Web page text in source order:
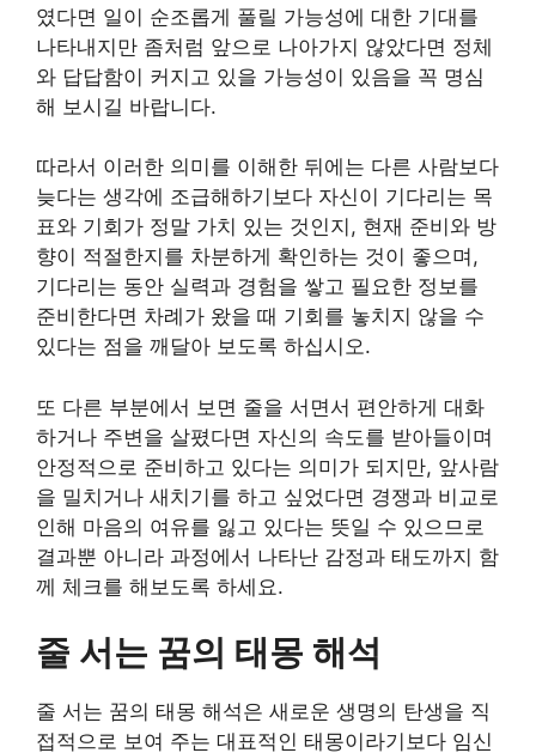
였다면 일이 순조롭게 풀릴 가능성에 대한 기대를
나타내지만 좀처럼 앞으로 나아가지 않았다면 정체
와 답답함이 커지고 있을 가능성이 있음을 꼭 명심
해 보시길 바랍니다.
따라서 이러한 의미를 이해한 뒤에는 다른 사람보다
늦다는 생각에 조급해하기보다 자신이 기다리는 목
표와 기회가 정말 가치 있는 것인지, 현재 준비와 방
향이 적절한지를 차분하게 확인하는 것이 좋으며,
기다리는 동안 실력과 경험을 쌓고 필요한 정보를
준비한다면 차례가 왔을 때 기회를 놓치지 않을 수
있다는 점을 깨달아 보도록 하십시오.
또 다른 부분에서 보면 줄을 서면서 편안하게 대화
하거나 주변을 살폈다면 자신의 속도를 받아들이며
안정적으로 준비하고 있다는 의미가 되지만, 앞사람
을 밀치거나 새치기를 하고 싶었다면 경쟁과 비교로
인해 마음의 여유를 잃고 있다는 뜻일 수 있으므로
결과뿐 아니라 과정에서 나타난 감정과 태도까지 함
께 체크를 해보도록 하세요.
줄 서는 꿈의 태몽 해석
줄 서는 꿈의 태몽 해석은 새로운 생명의 탄생을 직
접적으로 보여 주는 대표적인 태몽이라기보다 임신